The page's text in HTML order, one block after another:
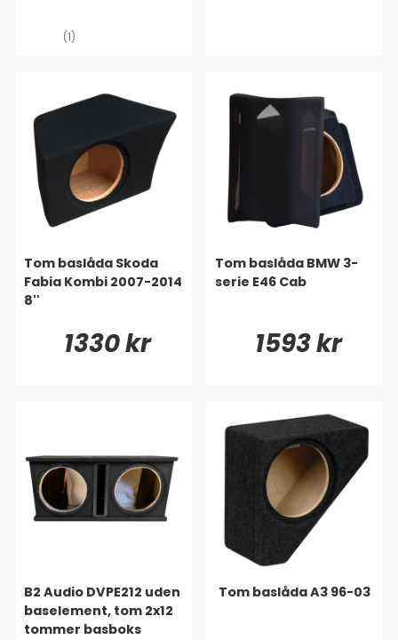
(1)
Tom baslåda Skoda
Fabia Kombi 2007-2014
8''
1330 kr
Tom baslåda BMW 3-
serie E46 Cab
1593 kr
B2 Audio DVPE212 uden
baselement, tom 2x12
tommer basboks
Tom baslåda A3 96-03